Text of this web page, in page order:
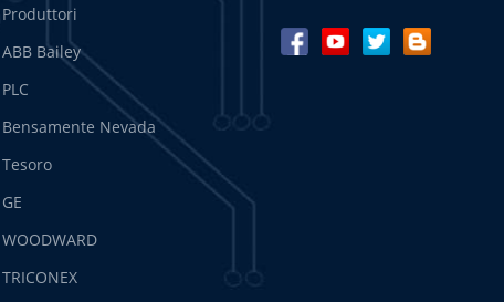
Produttori
ABB Bailey
PLC
Bensamente Nevada
Tesoro
GE
WOODWARD
TRICONEX